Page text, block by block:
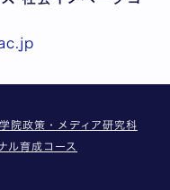
院政策・メディア研究科
ル育成コース